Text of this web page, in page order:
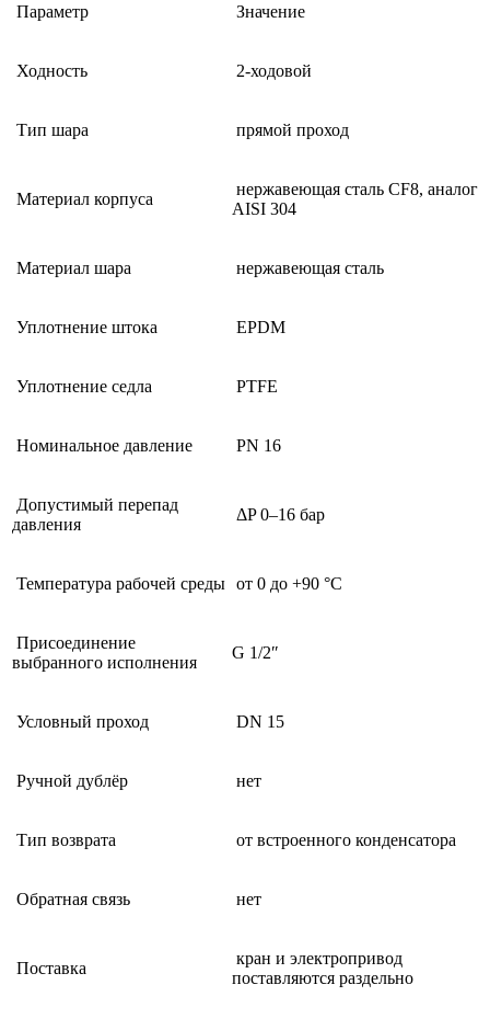
Параметр Значение
Ходность 2-ходовой
Тип шара прямой проход
Материал корпуса
нержавеющая сталь CF8, аналог
AISI 304
Материал шара нержавеющая сталь
Уплотнение штока EPDM
Уплотнение седла PTFE
Номинальное давление PN 16
Допустимый перепад
давления
ΔP 0–16 бар
Температура рабочей среды от 0 до +90 °C
Присоединение
выбранного исполнения
G 1/2″
Условный проход DN 15
Ручной дублёр нет
Тип возврата от встроенного конденсатора
Обратная связь нет
Поставка
кран и электропривод
поставляются раздельно